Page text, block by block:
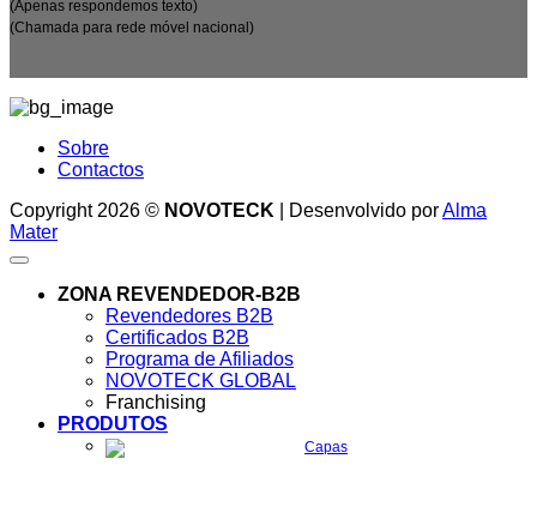
(Apenas respondemos texto)
(Chamada para rede móvel nacional)
Sobre
Contactos
Copyright 2026 © NOVOTECK | Desenvolvido porAlma
Mater
ZONA REVENDEDOR-B2B
Revendedores B2B
Certificados B2B
Programa de Afiliados
NOVOTECK GLOBAL
Franchising
PRODUTOS